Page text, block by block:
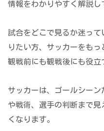
情報をわかりやすく解説し
試合をどこで見るか迷っ
りたい方、サッカーをもっ
観戦前にも観戦後にも役立
サッカーは、ゴールシー
や戦術、選手の判断まで
くなります。